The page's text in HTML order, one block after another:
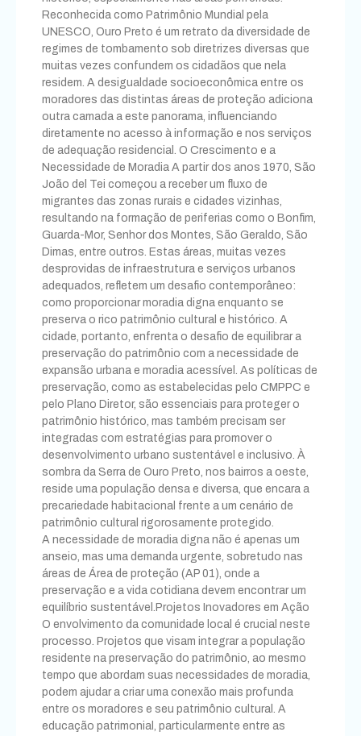
Reconhecida como Patrimônio Mundial pela
UNESCO, Ouro Preto é um retrato da diversidade de
regimes de tombamento sob diretrizes diversas que
muitas vezes confundem os cidadãos que nela
residem. A desigualdade socioeconômica entre os
moradores das distintas áreas de proteção adiciona
outra camada a este panorama, influenciando
diretamente no acesso à informação e nos serviços
de adequação residencial. O Crescimento e a
Necessidade de Moradia A partir dos anos 1970, São
João del Tei começou a receber um fluxo de
migrantes das zonas rurais e cidades vizinhas,
resultando na formação de periferias como o Bonfim,
Guarda-Mor, Senhor dos Montes, São Geraldo, São
Dimas, entre outros. Estas áreas, muitas vezes
desprovidas de infraestrutura e serviços urbanos
adequados, refletem um desafio contemporâneo:
como proporcionar moradia digna enquanto se
preserva o rico patrimônio cultural e histórico. A
cidade, portanto, enfrenta o desafio de equilibrar a
preservação do patrimônio com a necessidade de
expansão urbana e moradia acessível. As políticas de
preservação, como as estabelecidas pelo CMPPC e
pelo Plano Diretor, são essenciais para proteger o
patrimônio histórico, mas também precisam ser
integradas com estratégias para promover o
desenvolvimento urbano sustentável e inclusivo. À
sombra da Serra de Ouro Preto, nos bairros a oeste,
reside uma população densa e diversa, que encara a
precariedade habitacional frente a um cenário de
patrimônio cultural rigorosamente protegido.
A necessidade de moradia digna não é apenas um
anseio, mas uma demanda urgente, sobretudo nas
áreas de Área de proteção (AP 01), onde a
preservação e a vida cotidiana devem encontrar um
equilíbrio sustentável.Projetos Inovadores em Ação
O envolvimento da comunidade local é crucial neste
processo. Projetos que visam integrar a população
residente na preservação do patrimônio, ao mesmo
tempo que abordam suas necessidades de moradia,
podem ajudar a criar uma conexão mais profunda
entre os moradores e seu patrimônio cultural. A
educação patrimonial, particularmente entre as